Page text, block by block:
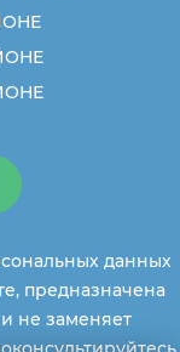
данных
предназначена
не заменяет